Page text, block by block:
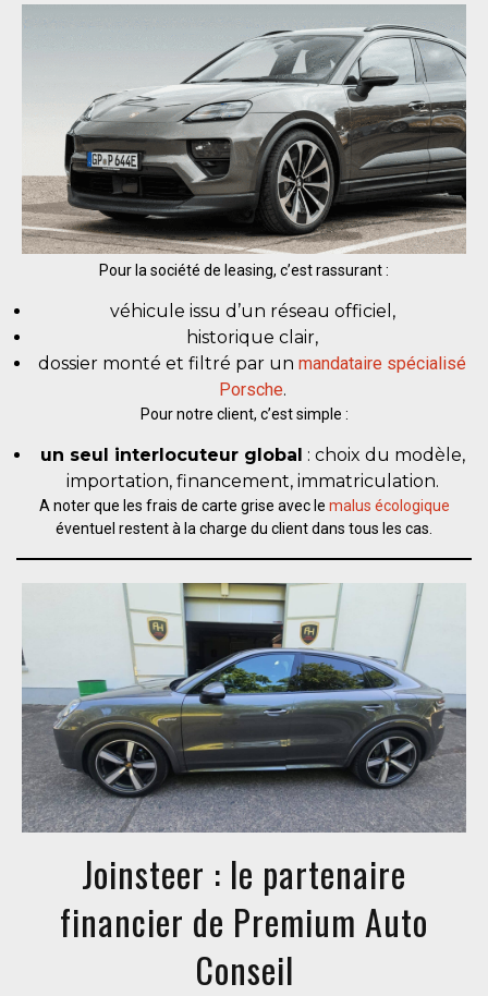
Pour la société de leasing, c’est rassurant :
véhicule issu d’un réseau officiel,
historique clair,
dossier monté et filtré par un mandataire spécialisé
Porsche.
Pour notre client, c’est simple :
un seul interlocuteur global : choix du modèle,
importation, financement, immatriculation.
A noter que les frais de carte grise avec le malus écologique
éventuel restent à la charge du client dans tous les cas.
Joinsteer : le partenaire
financier de Premium Auto
Conseil